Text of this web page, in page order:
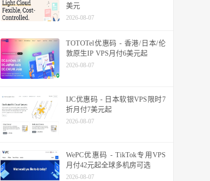
美元
2026-08-07
TOTOTel优惠码 - 香港/日本/伦
敦原生IP VPS月付6美元起
2026-08-07
IJC优惠码 - 日本软银VPS限时7
折月付7美元起
2026-08-07
WePC优惠码 - TikTok专用VPS
月付42元起全球多机房可选
2026-08-07